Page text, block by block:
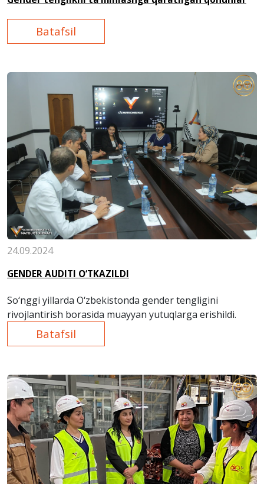
Batafsil
24.09.2024
GENDER AUDITI O‘TKAZILDI
So‘nggi yillarda O‘zbekistonda gender tengligini
rivojlantirish borasida muayyan yutuqlarga erishildi.
Batafsil